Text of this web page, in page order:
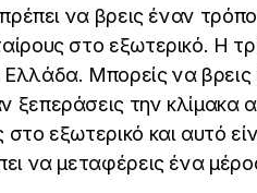
να βρεις έναν
στο εξωτερικό. Η
Μπορείς να βρεις
την κλίμακα
στο εξωτερικό και αυτό
να μεταφέρεις ένα